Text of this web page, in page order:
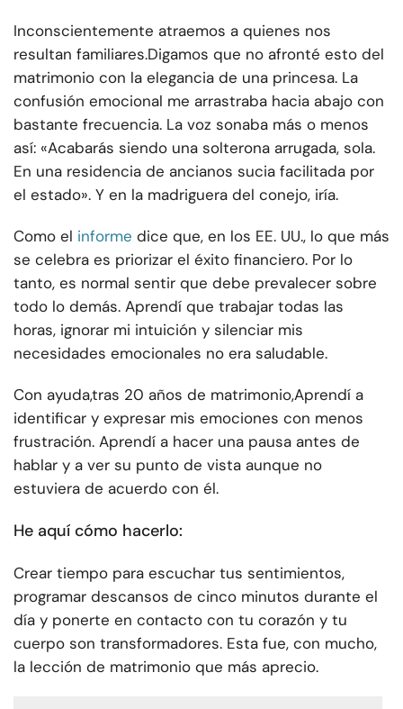
Inconscientemente atraemos a quienes nos
resultan familiares.Digamos que no afronté esto del
matrimonio con la elegancia de una princesa. La
confusión emocional me arrastraba hacia abajo con
bastante frecuencia. La voz sonaba más o menos
así: «Acabarás siendo una solterona arrugada, sola.
En una residencia de ancianos sucia facilitada por
el estado». Y en la madriguera del conejo, iría.
Como el informe dice que, en los EE. UU., lo que más
se celebra es priorizar el éxito financiero. Por lo
tanto, es normal sentir que debe prevalecer sobre
todo lo demás. Aprendí que trabajar todas las
horas, ignorar mi intuición y silenciar mis
necesidades emocionales no era saludable.
Con ayuda,tras 20 años de matrimonio,Aprendí a
identificar y expresar mis emociones con menos
frustración. Aprendí a hacer una pausa antes de
hablar y a ver su punto de vista aunque no
estuviera de acuerdo con él.
He aquí cómo hacerlo:
Crear tiempo para escuchar tus sentimientos,
programar descansos de cinco minutos durante el
día y ponerte en contacto con tu corazón y tu
cuerpo son transformadores. Esta fue, con mucho,
la lección de matrimonio que más aprecio.